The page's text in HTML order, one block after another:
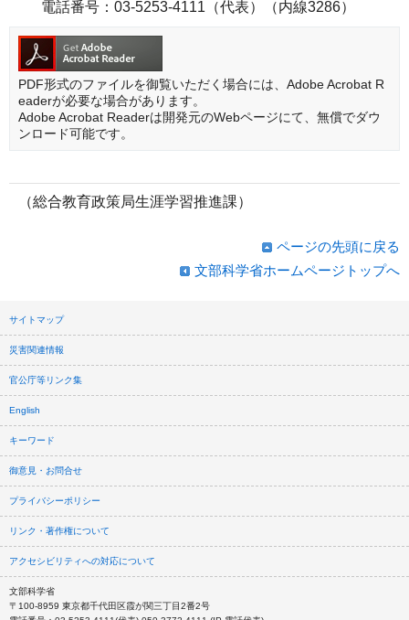
電話番号：03-5253-4111（代表）（内線3286）
PDF形式のファイルを御覧いただく場合には、Adobe Acrobat R
eaderが必要な場合があります。
Adobe Acrobat Readerは開発元のWebページにて、無償でダウ
ンロード可能です。
（総合教育政策局生涯学習推進課）
ページの先頭に戻る
文部科学省ホームページトップへ
サイトマップ
災害関連情報
官公庁等リンク集
English
キーワード
御意見・お問合せ
プライバシーポリシー
リンク・著作権について
アクセシビリティへの対応について
文部科学省
〒100-8959 東京都千代田区霞が関三丁目2番2号